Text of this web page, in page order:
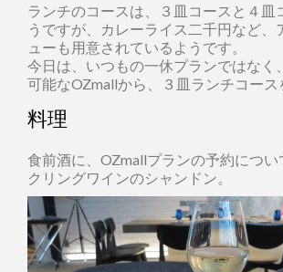
ランチのコースは、３皿コースと４皿
うですが、カレーライス二千円など、
ューも用意されているようです。
今日は、いつもの一休プランではなく
可能なOZmallから、３皿ランチコース
料理
食前酒に、OZmallプランの予約につ
クリングワインのシャンドン。